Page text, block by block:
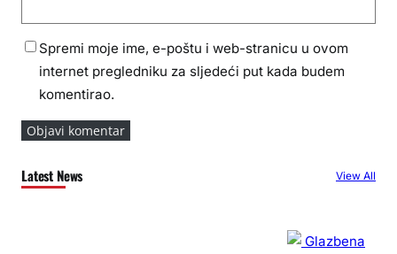
Spremi moje ime, e-poštu i web-stranicu u ovom
internet pregledniku za sljedeći put kada budem
komentirao.
Latest News View All